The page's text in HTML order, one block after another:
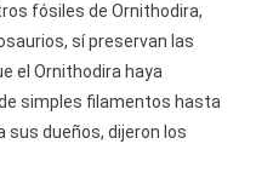
fósiles de Ornithodira,
sí preservan las
el Ornithodira haya
simples filamentos hasta
dueños, dijeron los